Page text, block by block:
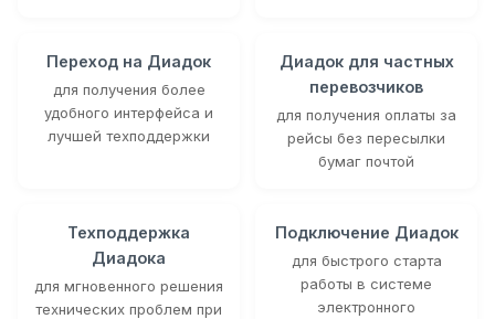
Переход на Диадок
для получения более
удобного интерфейса и
лучшей техподдержки
Диадок для частных
перевозчиков
для получения оплаты за
рейсы без пересылки
бумаг почтой
Техподдержка
Диадока
для мгновенного решения
технических проблем при
Подключение Диадок
для быстрого старта
работы в системе
электронного